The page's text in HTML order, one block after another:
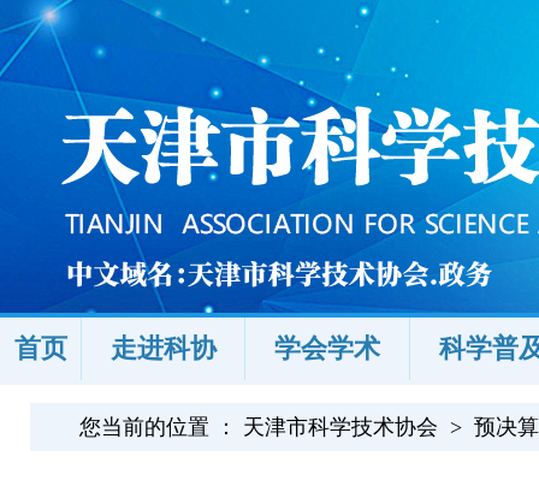
首页 走进科协 学会学术 科学普
您当前的位置 ： 天津市科学技术协会 > 预决